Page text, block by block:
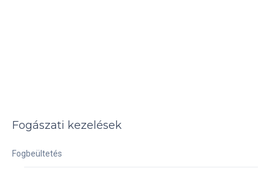
Fogászati kezelések
Fogbeültetés